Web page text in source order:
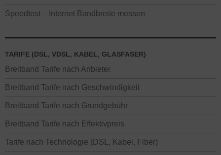
Speedtest – Internet Bandbreite messen
TARIFE (DSL, VDSL, KABEL, GLASFASER)
Breitband Tarife nach Anbieter
Breitband Tarife nach Geschwindigkeit
Breitband Tarife nach Grundgebühr
Breitband Tarife nach Effektivpreis
Tarife nach Technologie (DSL, Kabel, Fiber)